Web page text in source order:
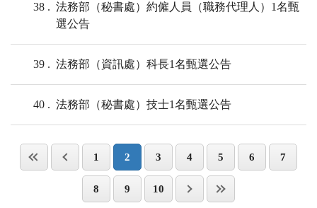
38
法務部（秘書處）約僱人員（職務代理人）1名甄
選公告
39 法務部（資訊處）科長1名甄選公告
40 法務部（秘書處）技士1名甄選公告
1 2 3 4 5 6 7
8 9 10